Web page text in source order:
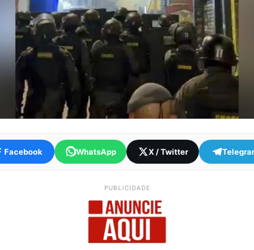
Facebook WhatsApp X / Twitter
PUBLICIDADE